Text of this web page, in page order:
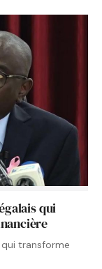
qui
qui transforme